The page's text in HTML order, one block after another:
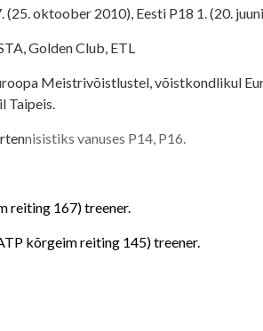
oktoober 2010), Eesti P18 1. (20.
Golden Club, ETL
Meistrivõistlustel, võistkondlikul
Taipeis.
nisistiks vanuses P14, P16.
reiting 167) treener.
kõrgeim reiting 145) treener.